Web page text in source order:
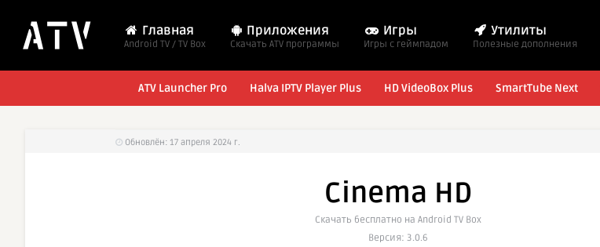
Главная
Android TV / TV Box
Приложения
Cкачать ATV программы
Игры
Игры с геймпадом
Утилиты
Полезные дополнения
ATV Launcher Pro Halva IPTV Player Plus HD VideoBox Plus SmartTube Next
Обновлён: 17 апреля 2024 г.
Cinema HD
Cкачать бесплатно на Android TV Box
Версия: 3.0.6